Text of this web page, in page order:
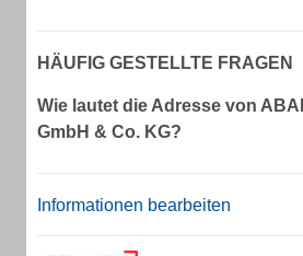
HÄUFIG GESTELLTE FRAGEN
Wie lautet die Adresse von
GmbH & Co. KG?
Informationen bearbeiten